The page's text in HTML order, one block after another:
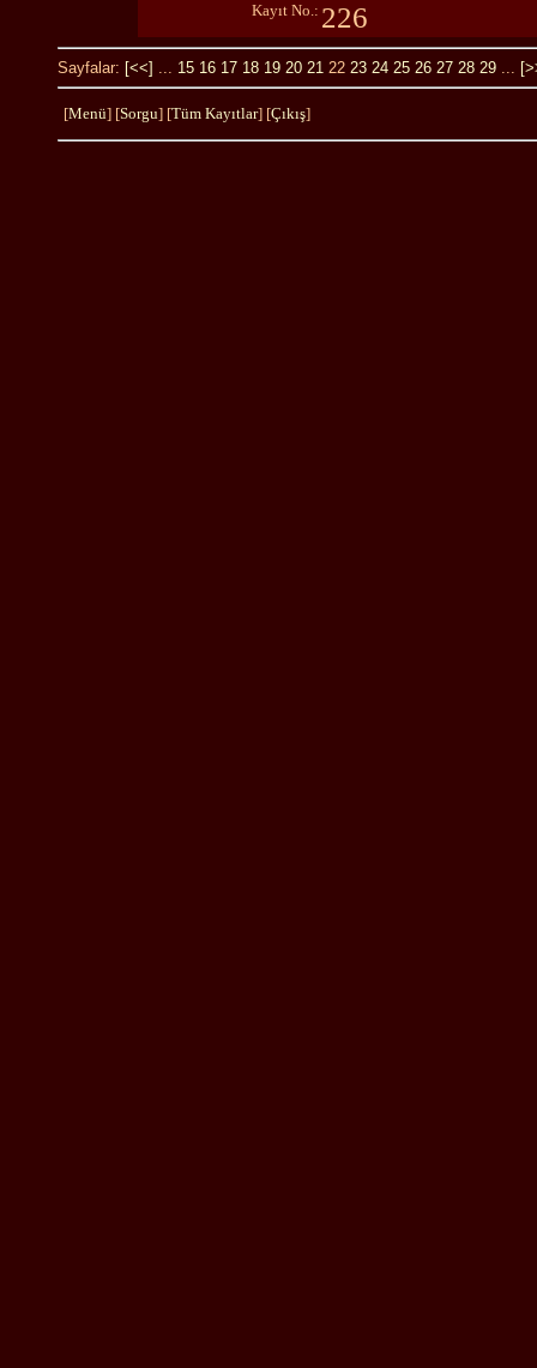
Kayıt No.: 226
Sayfalar: [<<] ... 15 16 17 18 19 20 21 22 23 24 25 26 27 28 29 ...
[Menü] [Sorgu] [Tüm Kayıtlar] [Çıkış]